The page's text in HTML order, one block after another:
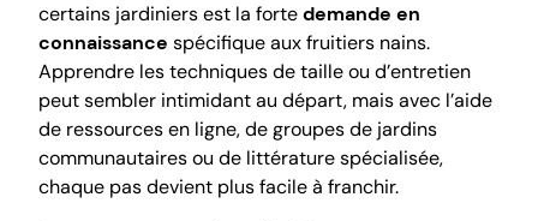
certains jardiniers est la fortedemande en
connaissance spécifique aux fruitiers nains.
Apprendre les techniques de taille ou d’entretien
peut sembler intimidant au départ, mais avec l’aide
de ressources en ligne, de groupes de jardins
communautaires ou de littérature spécialisée,
chaque pas devient plus facile à franchir.